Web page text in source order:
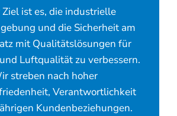
Ziel ist es, die industrielle
und die Sicherheit am
mit Qualitätslösungen für
Luftqualität zu verbessern.
streben nach hoher
Verantwortlichkeit
Kundenbeziehungen.